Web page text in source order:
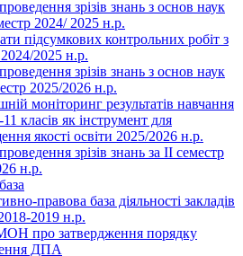
зрізів знань з основ наук
2024/ 2025 н.р.
підсумкових контрольних робіт з
2024/2025 н.р.
зрізів знань з основ наук
2025/2026 н.р.
моніторинг результатів навчання
класів як інструмент для
якості освіти 2025/2026 н.р.
зрізів знань за ІІ семестр
н.р.
правова база діяльності закладів
2019 н.р.
про затвердження порядку
ДПА